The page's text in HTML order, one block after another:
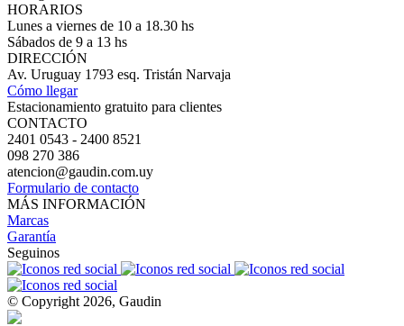
HORARIOS
Lunes a viernes de 10 a 18.30 hs
Sábados de 9 a 13 hs
DIRECCIÓN
Av. Uruguay 1793 esq. Tristán Narvaja
Cómo llegar
Estacionamiento gratuito para clientes
CONTACTO
2401 0543 - 2400 8521
098 270 386
atencion@gaudin.com.uy
Formulario de contacto
MÁS INFORMACIÓN
Marcas
Garantía
Seguinos
© Copyright 2026, Gaudin